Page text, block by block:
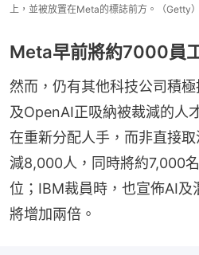
上，並被放置在Meta的標誌前方。（Getty）
Meta早前將約7000員
然而，仍有其他科技公司積
及OpenAI正吸納被裁減的人
在重新分配人手，而非直接
減8,000人，同時將約7,000
位；IBM裁員時，也宣佈AI及
將增加兩倍。